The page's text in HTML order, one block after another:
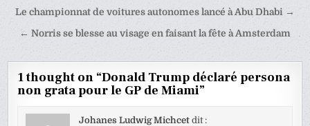
Navigation
de
Le championnat de voitures autonomes lancé à Abu Dhabi →
← Norris se blesse au visage en faisant la fête à Amsterdam
1 thought on “Donald Trump déclaré persona
non grata pour le GP de Miami”
Johanes Ludwig Michcet dit :